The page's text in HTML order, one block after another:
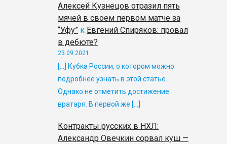
Алексей Кузнецов отразил пять
мячей в своем первом матче за
“Уфу” к Евгений Спиряков: провал
в дебюте?
23.09.2021
[…] Кубка России, о котором можно
подробнее узнать в этой статье.
Однако не отметить достижение
вратаря. В первой же […]
Контракты русских в НХЛ:
Александр Овечкин сорвал куш —